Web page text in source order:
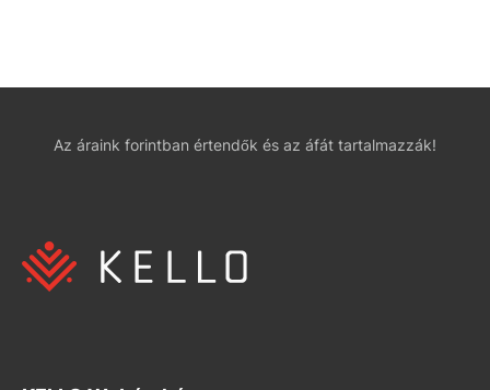
Az áraink forintban értendők és az áfát tartalmazzák!